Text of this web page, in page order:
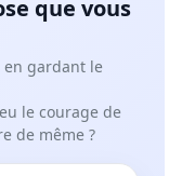
que vous
en gardant le
le courage de
de même ?